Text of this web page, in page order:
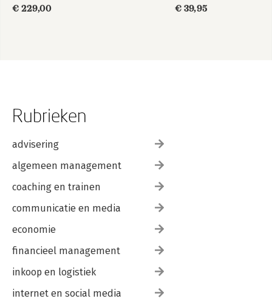
€ 229,00
€ 39,95
Rubrieken
advisering
algemeen management
coaching en trainen
communicatie en media
economie
financieel management
inkoop en logistiek
internet en social media